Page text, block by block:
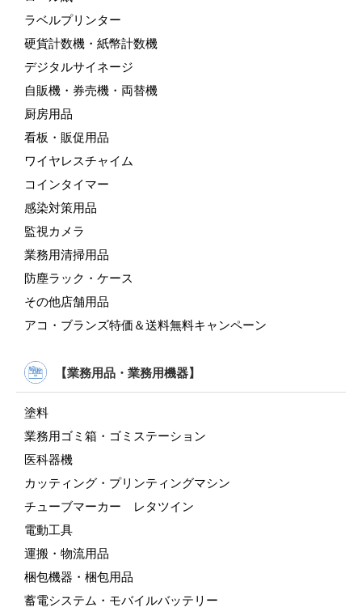
ラベルプリンター
硬貨計数機・紙幣計数機
デジタルサイネージ
自販機・券売機・両替機
厨房用品
看板・販促用品
ワイヤレスチャイム
コインタイマー
感染対策用品
監視カメラ
業務用清掃用品
防塵ラック・ケース
その他店舗用品
アコ・ブランズ特価＆送料無料キャンペーン
【業務用品・業務用機器】
塗料
業務用ゴミ箱・ゴミステーション
医科器機
カッティング・プリンティングマシン
チューブマーカー レタツイン
電動工具
運搬・物流用品
梱包機器・梱包用品
蓄電システム・モバイルバッテリー